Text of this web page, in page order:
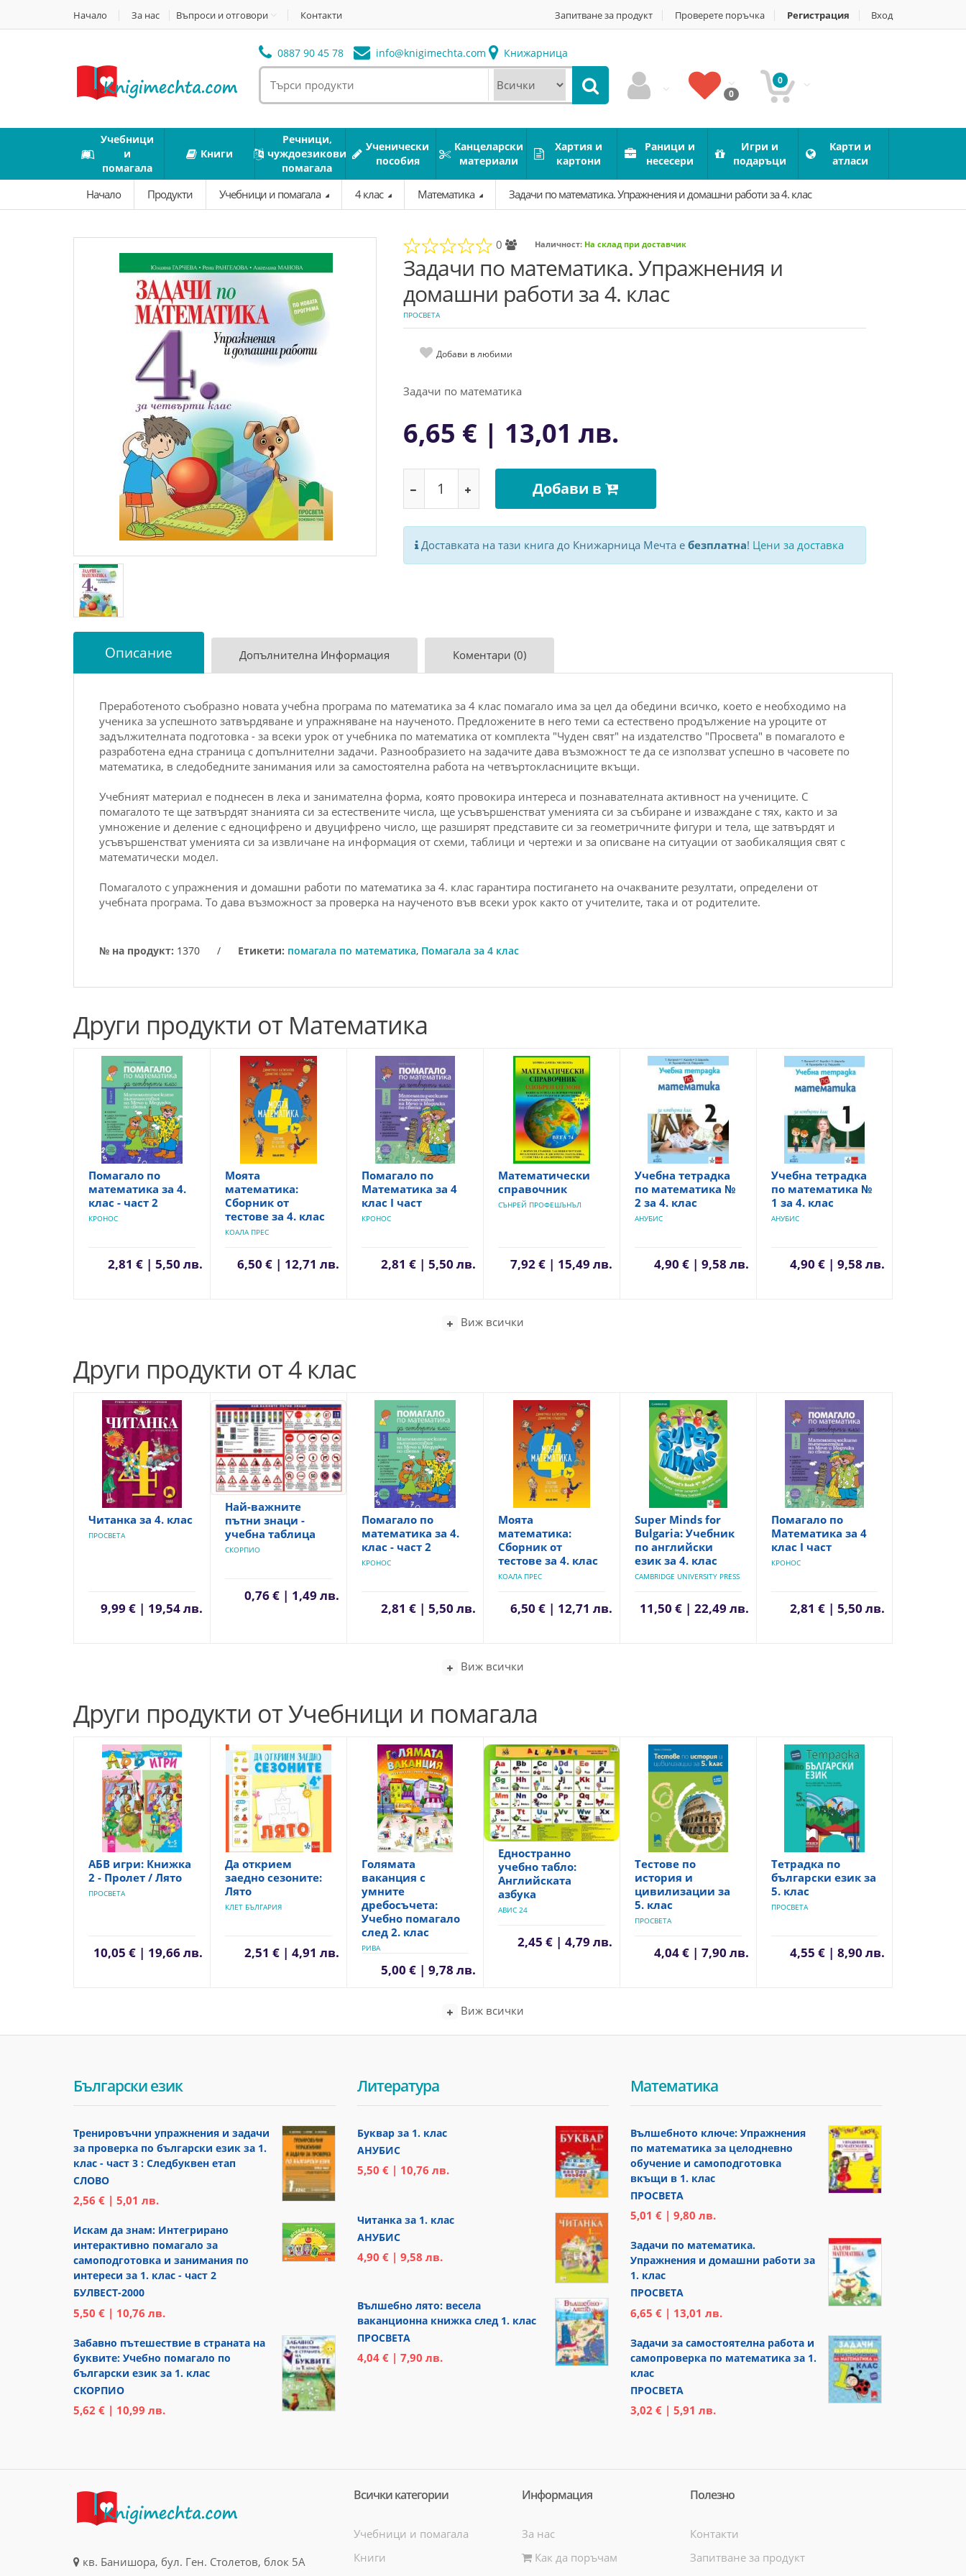
Начало За нас Въпроси и отговори Контакти Запитване за продукт Проверете поръчка Регистрация Вход
0887 90 45 78 info@knigimechta.com Книжарница
0
0
Учебници
и
помагала
Книги
Речници,
чуждоезикови
помагала
Ученически
пособия
Канцеларски
материали
Хартия и
картони
Раници и
несесери
Игри и
подаръци
Карти и
атласи
Начало Продукти Учебници и помагала 4 клас Математика Задачи по математика. Упражнения и домашни работи за 4. клас
0 Наличност: На склад при доставчик
Задачи по математика. Упражнения и
домашни работи за 4. клас
ПРОСВЕТА
Добави в любими
Задачи по математика
6,65 € | 13,01 лв.
Добави в
Доставката на тази книга до Книжарница Мечта е безплатна! Цени за доставка
Описание Допълнителна Информация Коментари (0)
Преработеното съобразно новата учебна програма по математика за 4 клас помагало има за цел да обедини всичко, което е необходимо на
ученика за успешното затвърдяване и упражняване на наученото. Предложените в него теми са естествено продължение на уроците от
задължителната подготовка - за всеки урок от учебника по математика от комплекта "Чуден свят" на издателство "Просвета" в помагалото е
разработена една страница с допълнителни задачи. Разнообразието на задачите дава възможност те да се използват успешно в часовете по
математика, в следобедните занимания или за самостоятелна работа на четвъртокласниците вкъщи.
Учебният материал е поднесен в лека и занимателна форма, която провокира интереса и познавателната активност на учениците. С
помагалото те ще затвърдят знанията си за естествените числа, ще усъвършенстват уменията си за събиране и изваждане с тях, както и за
умножение и деление с едноцифрено и двуцифрено число, ще разширят представите си за геометричните фигури и тела, ще затвърдят и
усъвършенстват уменията си за извличане на информация от схеми, таблици и чертежи и за описване на ситуации от заобикалящия свят с
математически модел.
Помагалото с упражнения и домашни работи по математика за 4. клас гарантира постигането на очакваните резултати, определени от
учебната програма. То дава възможност за проверка на наученото във всеки урок както от учителите, така и от родителите.
№ на продукт: 1370 / Етикети: помагала по математика, Помагала за 4 клас
Други продукти от Математика
Помагало по
математика за 4.
клас - част 2
КРОНОС
2,81 € | 5,50 лв.
Моята
математика:
Сборник от
тестове за 4. клас
КОАЛА ПРЕС
6,50 € | 12,71 лв.
Помагало по
Математика за 4
клас I част
КРОНОС
2,81 € | 5,50 лв.
Математически
справочник
СЪНРЕЙ ПРОФЕШЪНЪЛ
7,92 € | 15,49 лв.
Учебна тетрадка
по математика №
2 за 4. клас
АНУБИС
4,90 € | 9,58 лв.
Учебна тетрадка
по математика №
1 за 4. клас
АНУБИС
4,90 € | 9,58 лв.
Виж всички
Други продукти от 4 клас
Читанка за 4. клас
ПРОСВЕТА
9,99 € | 19,54 лв.
Най-важните
пътни знаци -
учебна таблица
СКОРПИО
0,76 € | 1,49 лв.
Помагало по
математика за 4.
клас - част 2
КРОНОС
2,81 € | 5,50 лв.
Моята
математика:
Сборник от
тестове за 4. клас
КОАЛА ПРЕС
6,50 € | 12,71 лв.
Super Minds for
Bulgaria: Учебник
по английски
език за 4. клас
CAMBRIDGE UNIVERSITY PRESS
11,50 € | 22,49 лв.
Помагало по
Математика за 4
клас I част
КРОНОС
2,81 € | 5,50 лв.
Виж всички
Други продукти от Учебници и помагала
АБВ игри: Книжка
2 - Пролет / Лято
ПРОСВЕТА
10,05 € | 19,66 лв.
Да открием
заедно сезоните:
Лято
КЛЕТ БЪЛГАРИЯ
2,51 € | 4,91 лв.
Голямата
ваканция с
умните
дребосъчета:
Учебно помагало
след 2. клас
РИВА
5,00 € | 9,78 лв.
Едностранно
учебно табло:
Английската
азбука
АВИС 24
2,45 € | 4,79 лв.
Тестове по
история и
цивилизации за
5. клас
ПРОСВЕТА
4,04 € | 7,90 лв.
Тетрадка по
български език за
5. клас
ПРОСВЕТА
4,55 € | 8,90 лв.
Виж всички
Български език
Тренировъчни упражнения и задачи
за проверка по български език за 1.
клас - част 3 : Следбуквен етап
СЛОВО
2,56 € | 5,01 лв.
Искам да знам: Интегрирано
интерактивно помагало за
самоподготовка и занимания по
интереси за 1. клас - част 2
БУЛВЕСТ-2000
5,50 € | 10,76 лв.
Забавно пътешествие в страната на
буквите: Учебно помагало по
български език за 1. клас
СКОРПИО
5,62 € | 10,99 лв.
Литература
Буквар за 1. клас
АНУБИС
5,50 € | 10,76 лв.
Читанка за 1. клас
АНУБИС
4,90 € | 9,58 лв.
Вълшебно лято: весела
ваканционна книжка след 1. клас
ПРОСВЕТА
4,04 € | 7,90 лв.
Математика
Вълшебното ключе: Упражнения
по математика за целодневно
обучение и самоподготовка
вкъщи в 1. клас
ПРОСВЕТА
5,01 € | 9,80 лв.
Задачи по математика.
Упражнения и домашни работи за
1. клас
ПРОСВЕТА
6,65 € | 13,01 лв.
Задачи за самостоятелна работа и
самопроверка по математика за 1.
клас
ПРОСВЕТА
3,02 € | 5,91 лв.
кв. Банишора, бул. Ген. Столетов, блок 5А
Всички категории
Учебници и помагала
Книги
Информация
За нас
Как да поръчам
Полезно
Контакти
Запитване за продукт